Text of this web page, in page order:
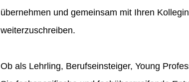
übernehmen und gemeinsam mit Ihren
weiterzuschreiben.
Ob als Lehrling, Berufseinsteiger, Young